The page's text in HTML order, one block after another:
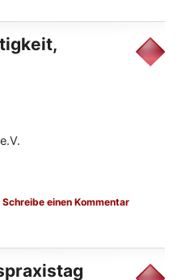
Schreibe einen Kommentar